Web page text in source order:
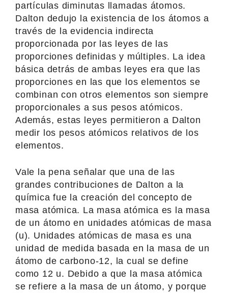
partículas diminutas llamadas átomos.
Dalton dedujo la existencia de los átomos a
través de la evidencia indirecta
proporcionada por las leyes de las
proporciones definidas y múltiples. La idea
básica detrás de ambas leyes era que las
proporciones en las que los elementos se
combinan con otros elementos son siempre
proporcionales a sus pesos atómicos.
Además, estas leyes permitieron a Dalton
medir los pesos atómicos relativos de los
elementos.
Vale la pena señalar que una de las
grandes contribuciones de Dalton a la
química fue la creación del concepto de
masa atómica. La masa atómica es la masa
de un átomo en unidades atómicas de masa
(u). Unidades atómicas de masa es una
unidad de medida basada en la masa de un
átomo de carbono-12, la cual se define
como 12 u. Debido a que la masa atómica
se refiere a la masa de un átomo, y porque